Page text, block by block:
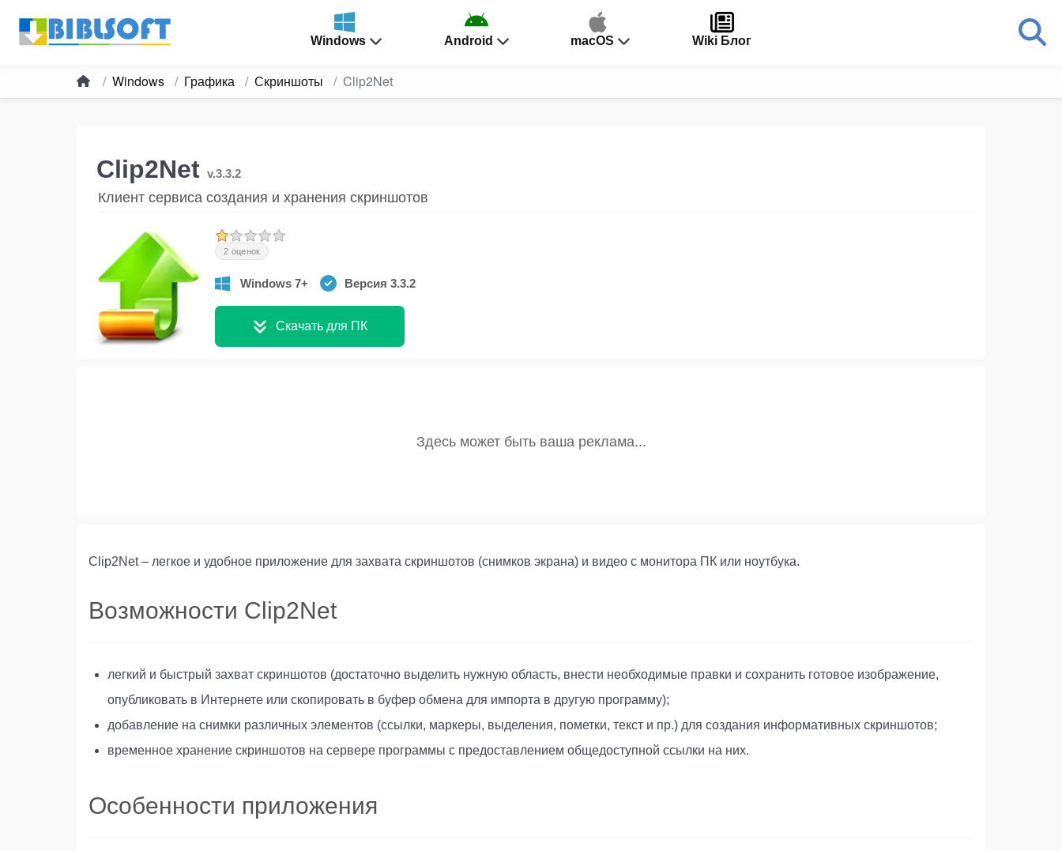
Windows Android macOS Wiki Блог
Windows Графика Скриншоты Clip2Net
Clip2Net v.3.3.2
Клиент сервиса создания и хранения скриншотов
2 оценок
Windows 7+ Версия 3.3.2
Скачать для ПК
Clip2Net – легкое и удобное приложение для захвата скриншотов (снимков экрана) и видео с монитора ПК или ноутбука.
Возможности Clip2Net
легкий и быстрый захват скриншотов (достаточно выделить нужную область, внести необходимые правки и сохранить готовое изображение,
опубликовать в Интернете или скопировать в буфер обмена для импорта в другую программу);
добавление на снимки различных элементов (ссылки, маркеры, выделения, пометки, текст и пр.) для создания информативных скриншотов;
временное хранение скриншотов на сервере программы с предоставлением общедоступной ссылки на них.
Особенности приложения